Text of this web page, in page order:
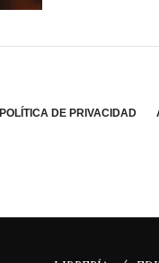
POLÍTICA DE PRIVACIDAD